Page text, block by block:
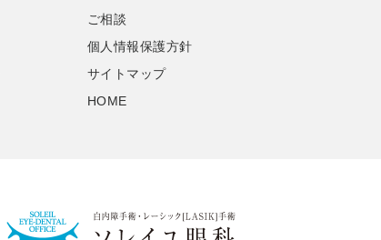
ご相談
個人情報保護方針
サイトマップ
HOME